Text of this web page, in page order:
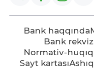
Bank haqqında
Bank
Normativ-
Sayt kartası